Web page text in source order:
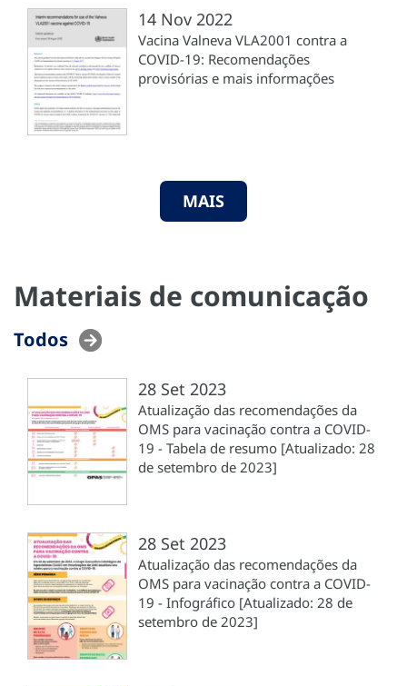
14 Nov 2022
Vacina Valneva VLA2001 contra a
COVID-19: Recomendações
provisórias e mais informações
MAIS
Materiais de comunicação
Todos
28 Set 2023
Atualização das recomendações da
OMS para vacinação contra a COVID-
19 - Tabela de resumo [Atualizado: 28
de setembro de 2023]
28 Set 2023
Atualização das recomendações da
OMS para vacinação contra a COVID-
19 - Infográfico [Atualizado: 28 de
setembro de 2023]